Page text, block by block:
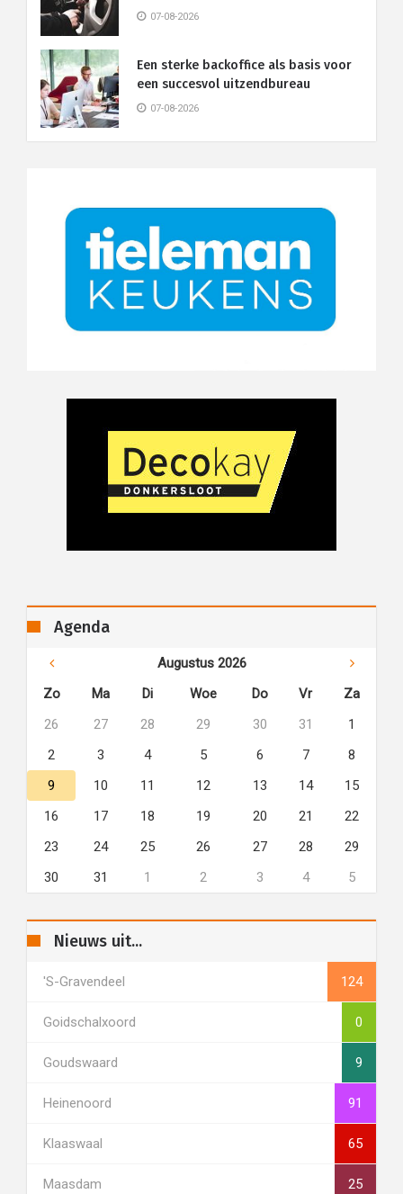
07-08-2026
Een sterke backoffice als basis voor
een succesvol uitzendbureau
07-08-2026
Agenda
Augustus 2026
Zo
Ma Di Woe Do Vr
Za
26
27 28 29 30 31
1
2
3 4 5 6 7
8
9
10 11 12 13 14
15
16
17 18 19 20 21
22
23
24 25 26 27 28
29
30
31 1 2 3 4 5
Nieuws uit...
's-Gravendeel 124
Goidschalxoord 0
Goudswaard 9
Heinenoord 91
Klaaswaal 65
Maasdam 25